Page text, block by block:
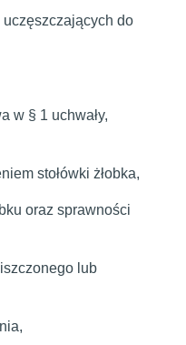
uczęszczających do
w § 1 uchwały,
stołówki żłobka,
oraz sprawności
lub